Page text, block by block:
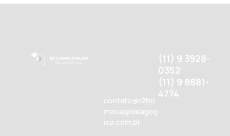
contato@r2for
macaopedagog
ica.com.br
(11) 9 3928-
0352
(11) 9 8881-
4774